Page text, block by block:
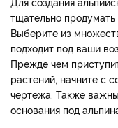
тщательно
Выберите из
подходит под ваши
Прежде чем
растений, начните с
чертежа. Также
основания под